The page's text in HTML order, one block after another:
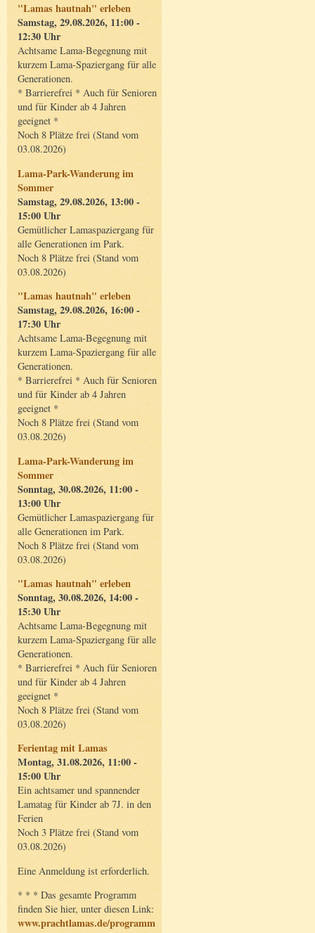
"Lamas hautnah" erleben
Samstag, 29.08.2026, 11:00 -
12:30 Uhr
Achtsame Lama-Begegnung mit
kurzem Lama-Spaziergang für alle
Generationen.
* Barrierefrei * Auch für Senioren
und für Kinder ab 4 Jahren
geeignet *
Noch 8 Plätze frei (Stand vom
03.08.2026)
Lama-Park-Wanderung im
Sommer
Samstag, 29.08.2026, 13:00 -
15:00 Uhr
Gemütlicher Lamaspaziergang für
alle Generationen im Park.
Noch 8 Plätze frei (Stand vom
03.08.2026)
"Lamas hautnah" erleben
Samstag, 29.08.2026, 16:00 -
17:30 Uhr
Achtsame Lama-Begegnung mit
kurzem Lama-Spaziergang für alle
Generationen.
* Barrierefrei * Auch für Senioren
und für Kinder ab 4 Jahren
geeignet *
Noch 8 Plätze frei (Stand vom
03.08.2026)
Lama-Park-Wanderung im
Sommer
Sonntag, 30.08.2026, 11:00 -
13:00 Uhr
Gemütlicher Lamaspaziergang für
alle Generationen im Park.
Noch 8 Plätze frei (Stand vom
03.08.2026)
"Lamas hautnah" erleben
Sonntag, 30.08.2026, 14:00 -
15:30 Uhr
Achtsame Lama-Begegnung mit
kurzem Lama-Spaziergang für alle
Generationen.
* Barrierefrei * Auch für Senioren
und für Kinder ab 4 Jahren
geeignet *
Noch 8 Plätze frei (Stand vom
03.08.2026)
Ferientag mit Lamas
Montag, 31.08.2026, 11:00 -
15:00 Uhr
Ein achtsamer und spannender
Lamatag für Kinder ab 7J. in den
Ferien
Noch 3 Plätze frei (Stand vom
03.08.2026)
Eine Anmeldung ist erforderlich.
* * * Das gesamte Programm
finden Sie hier, unter diesen Link:
www.prachtlamas.de/programm